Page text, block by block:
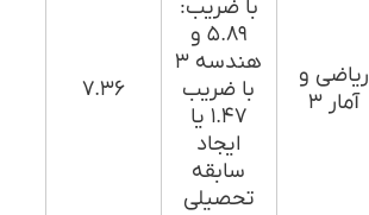
ریاضی و
آمار ۳
با ضریب:
۵.۸۹ و
هندسه ۳
با ضریب
۱.۴۷ یا
ایجاد
سابقه
تحصیلی
۷.۳۶